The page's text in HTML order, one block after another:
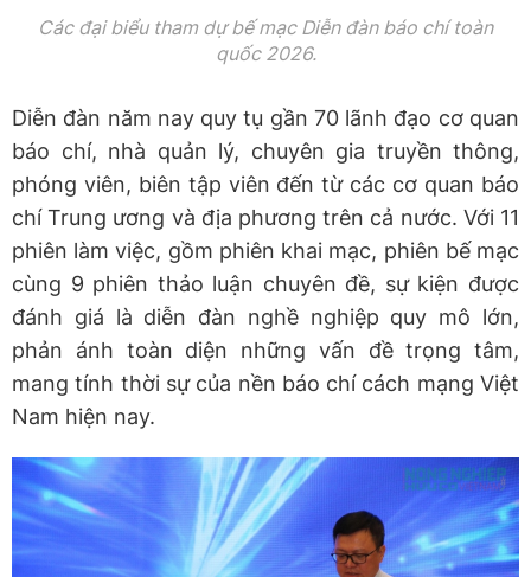
Các đại biểu tham dự bế mạc Diễn đàn báo chí toàn
quốc 2026.
Diễn đàn năm nay quy tụ gần 70 lãnh đạo cơ quan
báo chí, nhà quản lý, chuyên gia truyền thông,
phóng viên, biên tập viên đến từ các cơ quan báo
chí Trung ương và địa phương trên cả nước. Với 11
phiên làm việc, gồm phiên khai mạc, phiên bế mạc
cùng 9 phiên thảo luận chuyên đề, sự kiện được
đánh giá là diễn đàn nghề nghiệp quy mô lớn,
phản ánh toàn diện những vấn đề trọng tâm,
mang tính thời sự của nền báo chí cách mạng Việt
Nam hiện nay.